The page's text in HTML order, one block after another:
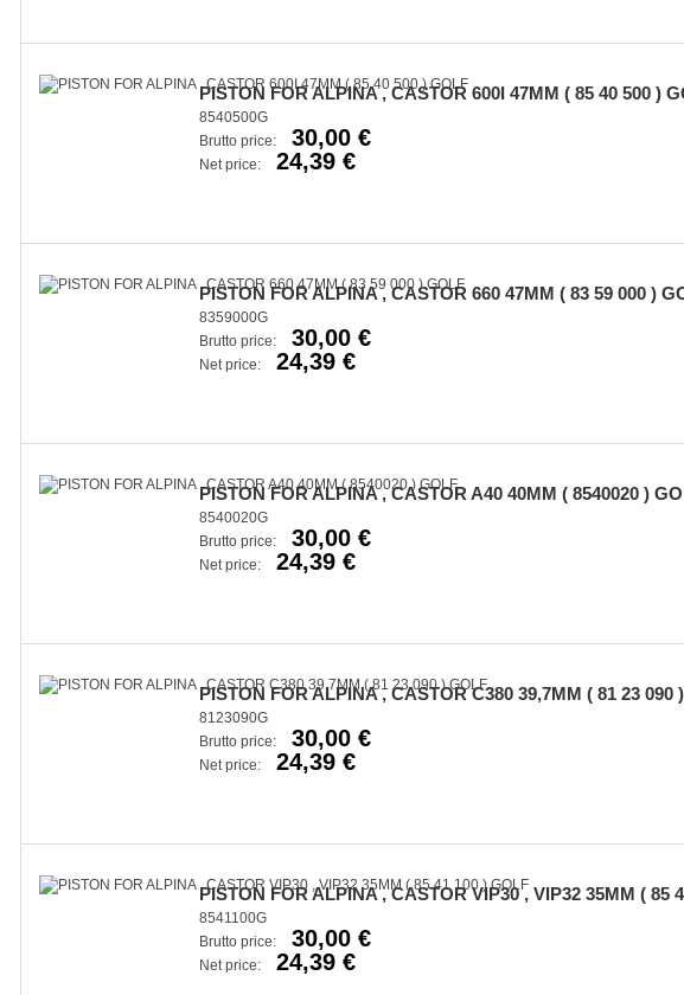
PISTON FOR ALPINA , CASTOR 600I 47MM ( 85 40 500 )
8540500G
Brutto price:
30,00 €
Net price: 24,39 €
PISTON FOR ALPINA , CASTOR 660 47MM ( 83 59 000 )
8359000G
Brutto price:
30,00 €
Net price: 24,39 €
PISTON FOR ALPINA , CASTOR A40 40MM ( 8540020 )
8540020G
Brutto price:
30,00 €
Net price: 24,39 €
PISTON FOR ALPINA , CASTOR C380 39,7MM ( 81 23 090
8123090G
Brutto price:
30,00 €
Net price: 24,39 €
PISTON FOR ALPINA , CASTOR VIP30 , VIP32 35MM ( 85
8541100G
Brutto price:
30,00 €
Net price: 24,39 €